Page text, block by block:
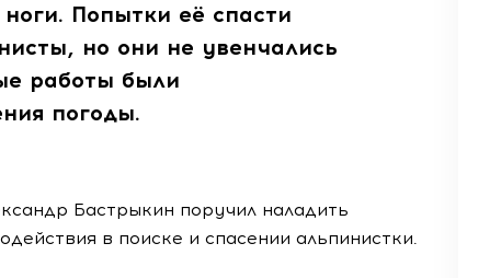
Попытки её спасти
но они не увенчались
работы были
погоды.
Бастрыкин поручил наладить
в поиске и спасении альпинистки.